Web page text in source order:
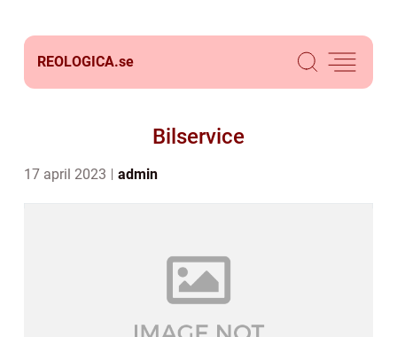
REOLOGICA.se
Bilservice
17 april 2023 admin